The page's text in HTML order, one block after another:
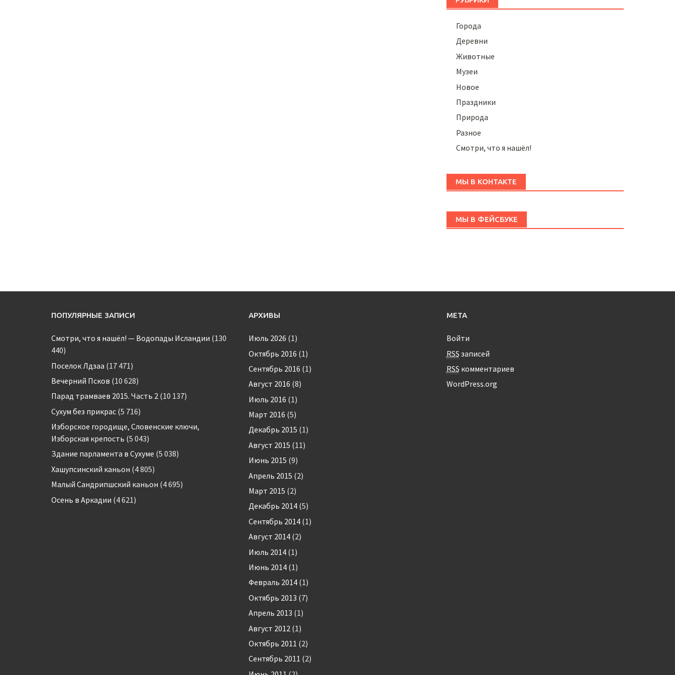
Города
Деревни
Животные
Музеи
Новое
Праздники
Природа
Разное
Смотри, что я нашёл!
МЫ В КОНТАКТЕ
МЫ В ФЕЙСБУКЕ
ПОПУЛЯРНЫЕ ЗАПИСИ
Смотри, что я нашёл! — Водопады Исландии (130
440)
Поселок Лдзаа (17 471)
Вечерний Псков (10 628)
Парад трамваев 2015. Часть 2 (10 137)
Сухум без прикрас (5 716)
Изборское городище, Словенские ключи,
Изборская крепость (5 043)
Здание парламента в Сухуме (5 038)
Хашупсинский каньон (4 805)
Малый Сандрипшский каньон (4 695)
Осень в Аркадии (4 621)
АРХИВЫ
Июль 2026 (1)
Октябрь 2016 (1)
Сентябрь 2016 (1)
Август 2016 (8)
Июль 2016 (1)
Март 2016 (5)
Декабрь 2015 (1)
Август 2015 (11)
Июнь 2015 (9)
Апрель 2015 (2)
Март 2015 (2)
Декабрь 2014 (5)
Сентябрь 2014 (1)
Август 2014 (2)
Июль 2014 (1)
Июнь 2014 (1)
Февраль 2014 (1)
Октябрь 2013 (7)
Апрель 2013 (1)
Август 2012 (1)
Октябрь 2011 (2)
Сентябрь 2011 (2)
МЕТА
Войти
RSS записей
RSS комментариев
WordPress.org